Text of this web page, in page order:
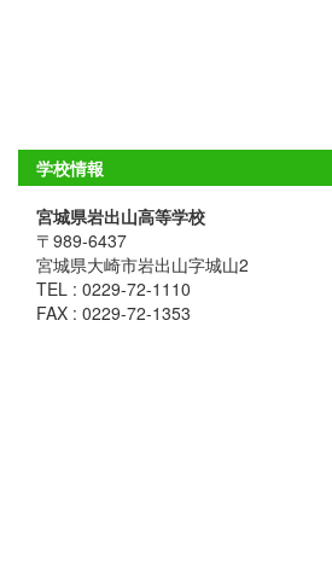
学校情報
宮城県岩出山高等学校
〒989-6437
宮城県大崎市岩出山字城山2
TEL : 0229-72-1110
FAX : 0229-72-1353